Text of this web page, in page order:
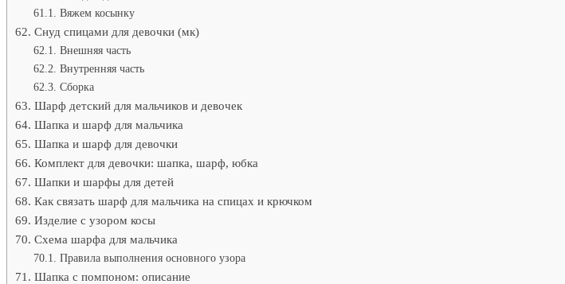
Вяжем косынку
Снуд спицами для девочки (мк)
Внешняя часть
Внутренняя часть
Сборка
Шарф детский для мальчиков и девочек
Шапка и шарф для мальчика
Шапка и шарф для девочки
Комплект для девочки: шапка, шарф, юбка
Шапки и шарфы для детей
Как связать шарф для мальчика на спицах и крючком
Изделие с узором косы
Схема шарфа для мальчика
Правила выполнения основного узора
Шапка с помпоном: описание